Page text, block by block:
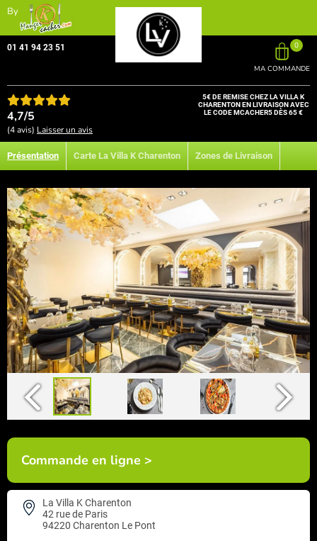
By
01 41 94 23 51
MA COMMANDE
0
4,7/5
(4 avis) Laisser un avis
5€ DE REMISE CHEZ LA VILLA K
CHARENTON EN LIVRAISON AVEC
LE CODE MCACHER5 DÈS 65 €
Présentation Carte La Villa K Charenton Zones de Livraison
Commande en ligne >
La Villa K Charenton
42 rue de Paris
94220 Charenton Le Pont